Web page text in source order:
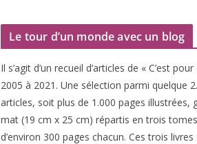
Le tour d’un monde avec un blog
Il s’agit d’un recueil d’ar­ticles de « C’est
2005 à 2021 . Une sélec­tion par­mi quelque 2
articles, soit plus de 1 .000 pages illus­trées,
mat (19 cm x 25 cm) répar­tis en trois tomes
d’environ 300 pages cha­cun. Ces trois